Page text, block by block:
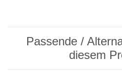
Passende /
diesem